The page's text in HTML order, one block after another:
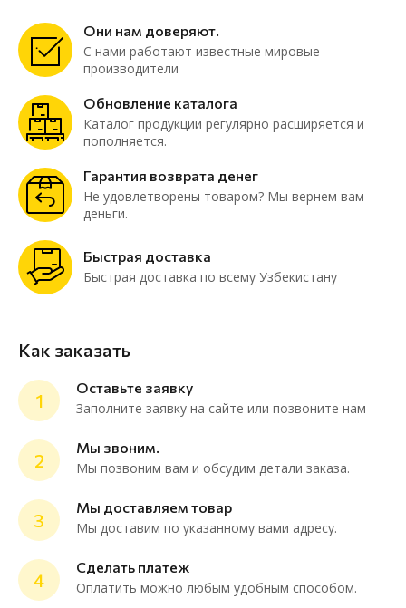
Они нам доверяют.
С нами работают известные мировые
производители
Обновление каталога
Каталог продукции регулярно расширяется и
пополняется.
Гарантия возврата денег
Не удовлетворены товаром? Мы вернем вам
деньги.
Быстрая доставка
Быстрая доставка по всему Узбекистану
Как заказать
1
Оставьте заявку
Заполните заявку на сайте или позвоните нам
2
Мы звоним.
Мы позвоним вам и обсудим детали заказа.
3
Мы доставляем товар
Мы доставим по указанному вами адресу.
4
Сделать платеж
Оплатить можно любым удобным способом.
online
Мессенджеры
Нужна консультация или персональное
предложение? Пиши в мессенджер!